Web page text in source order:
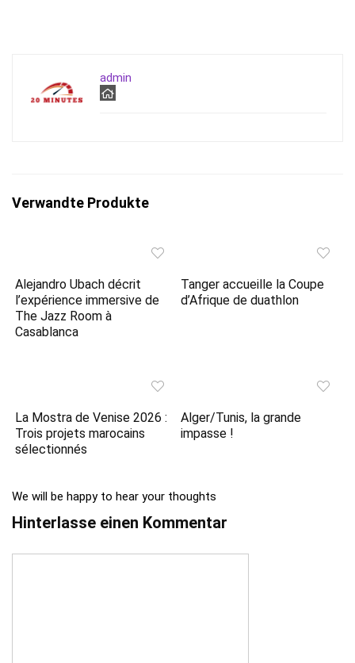
admin
Verwandte Produkte
Alejandro Ubach décrit
l’expérience immersive de
The Jazz Room à
Casablanca
Tanger accueille la Coupe
d’Afrique de duathlon
La Mostra de Venise 2026 :
Trois projets marocains
sélectionnés
Alger/Tunis, la grande
impasse !
We will be happy to hear your thoughts
Hinterlasse einen Kommentar